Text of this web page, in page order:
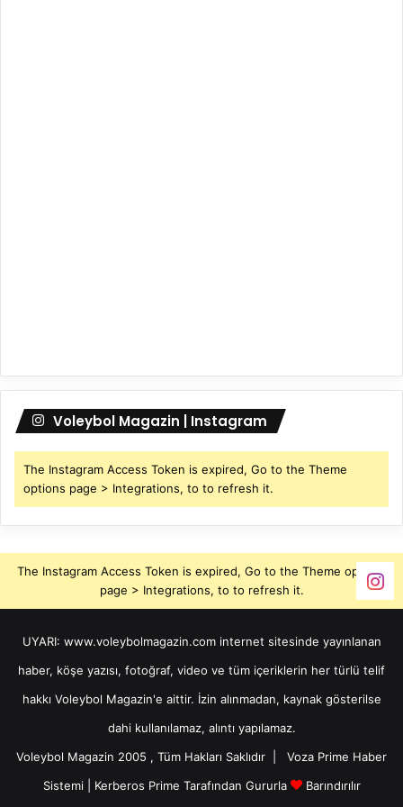
Voleybol Magazin | Instagram
The Instagram Access Token is expired, Go to the Theme
options page > Integrations, to to refresh it.
The Instagram Access Token is expired, Go to the Theme options
page > Integrations, to to refresh it.
UYARI: www.voleybolmagazin.com internet sitesinde yayınlanan
haber, köşe yazısı, fotoğraf, video ve tüm içeriklerin her türlü telif
hakkı Voleybol Magazin'e aittir. İzin alınmadan, kaynak gösterilse
dahi kullanılamaz, alıntı yapılamaz.
Voleybol Magazin 2005 , Tüm Hakları Saklıdır | Voza Prime Haber
Sistemi| Kerberos Prime Tarafından Gururla Barındırılır